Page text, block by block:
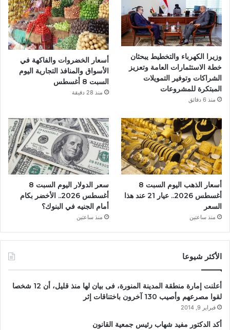
ك
وزيرا الكهرباء والتخطيط يبحثان
خطة الاستثمارات العامة وتعزيز
الشراكات وتوفير التمويلات
المبتكرة للمشروعات
منذ 6 دقائق
أسعار الخضروات والفاكهة في
الأسواق والمنافذ التجارية اليوم
السبت 8 أغسطس
منذ 28 دقيقة
أسعار الذهب اليوم السبت 8
أغسطس 2026.. عيار 21 عند هذا
السعر
منذ ساعتين
سعر الدولار اليوم السبت 8
أغسطس 2026.. الأخضر بكام
أمام الجنيه في البنوك؟
منذ ساعتين
الأكثر شيوعا
أعلنت إمارة منطقة المدينة المنورة، فى بيان لها منذ قليل، أن 12 شخصا
لقوا مصرعهم وأصيب 130 آخرون باختناقات إثر
فبراير 9, 2014
أكد الدكتور مفيد شهاب رئيس جمعية القانون